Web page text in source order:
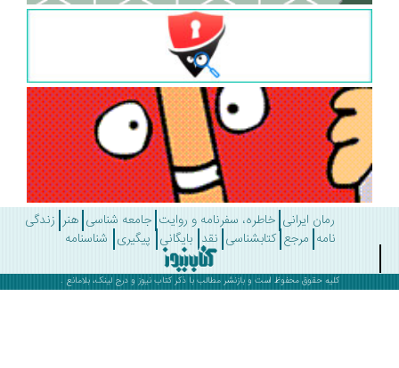
رمان ایرانی خاطره، سفرنامه و روایت جامعه شناسی هنر زندگی
مرجع کتابشناسی نقد بایگانی پیگیری شناسنامه
کلیه حقوق محفوظ است و بازنشر مطالب با ذکرکتاب نیوزو درج لینک، بلامانع .